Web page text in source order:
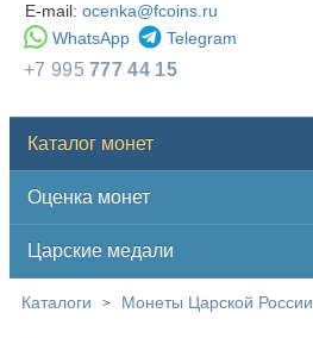
E-mail: ocenka@fcoins.ru
WhatsApp
Telegram
+7 995777 44 15
Каталог монет
Оценка монет
Царские медали
Каталоги > Монеты Царской России